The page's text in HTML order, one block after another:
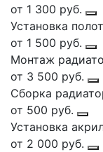
от 1 300 руб.
Установка
от 1 500 руб.
Монтаж
от 3 500 руб.
Сборка
от 500 руб.
Установка
от 2 000 руб.